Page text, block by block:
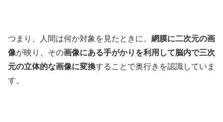
つまり、人間は何か対象を見たときに、 網膜に二次元の画
像が映り、その画像にある手がかりを利用して脳内で三次
元の立体的な画像に変換することで奥行きを認識していま
す。